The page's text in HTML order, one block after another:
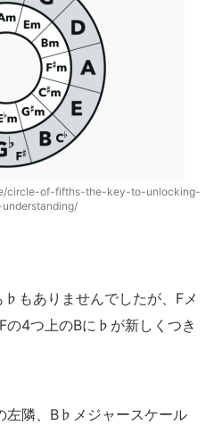
circle-of-fifths-the-key-to-unlocking-
もありませんでしたが、Fメ
の4つ上のBに♭が新しくつき
左隣、B♭メジャースケール